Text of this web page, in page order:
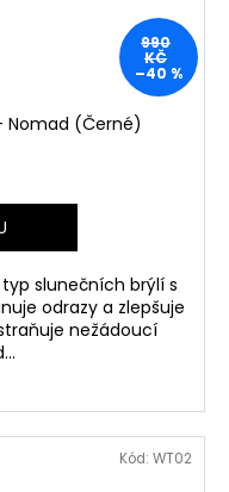
990
KČ
–40 %
Nomad (Černé)
slunečních brýlí s
odrazy a zlepšuje
nežádoucí
Kód: WT02